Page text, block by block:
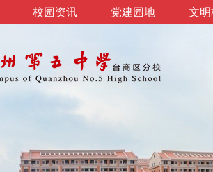
校园资讯 党建园地 文明